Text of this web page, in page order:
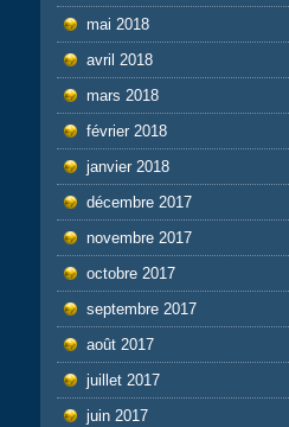
mai 2018
avril 2018
mars 2018
février 2018
janvier 2018
décembre 2017
novembre 2017
octobre 2017
septembre 2017
août 2017
juillet 2017
juin 2017